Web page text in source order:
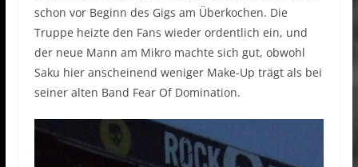
schon vor Beginn des Gigs am Überkochen. Die
Truppe heizte den Fans wieder ordentlich ein, und
der neue Mann am Mikro machte sich gut, obwohl
Saku hier anscheinend weniger Make-Up trägt als bei
seiner alten Band Fear Of Domination.